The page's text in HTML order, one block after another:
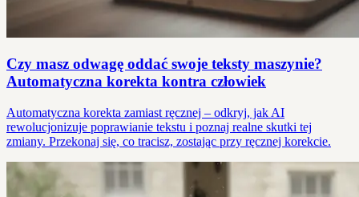
Czy masz odwagę oddać swoje teksty maszynie?
Automatyczna korekta kontra człowiek
Automatyczna korekta zamiast ręcznej – odkryj, jak AI
rewolucjonizuje poprawianie tekstu i poznaj realne skutki tej
zmiany. Przekonaj się, co tracisz, zostając przy ręcznej korekcie.